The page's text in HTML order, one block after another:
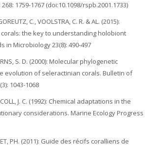
1759-1767 (doi:10.1098/rspb.2001.1733)
C., VOOLSTRA, C. R. & AL. (2015):
corals: the key to understanding holobiont
in Microbiology 23(8): 490-497
S. D. (2000): Molecular phylogenetic
evolution of seleractinian corals. Bulletin of
1043-1068
J. C. (1992): Chemical adaptations in the
considerations. Marine Ecology Progress
PH. (2011): Guide des récifs coralliens de